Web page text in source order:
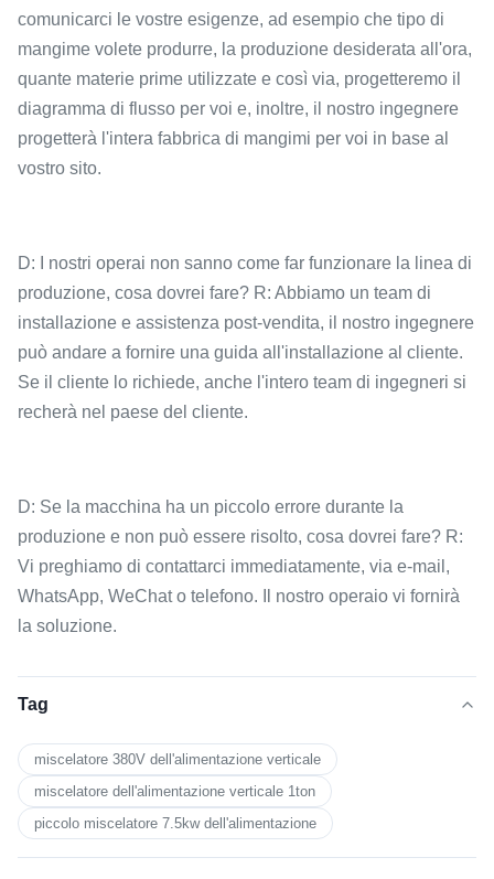
comunicarci le vostre esigenze, ad esempio che tipo di
mangime volete produrre, la produzione desiderata all'ora,
quante materie prime utilizzate e così via, progetteremo il
diagramma di flusso per voi e, inoltre, il nostro ingegnere
progetterà l'intera fabbrica di mangimi per voi in base al
vostro sito.
D: I nostri operai non sanno come far funzionare la linea di
produzione, cosa dovrei fare? R: Abbiamo un team di
installazione e assistenza post-vendita, il nostro ingegnere
può andare a fornire una guida all'installazione al cliente.
Se il cliente lo richiede, anche l'intero team di ingegneri si
recherà nel paese del cliente.
D: Se la macchina ha un piccolo errore durante la
produzione e non può essere risolto, cosa dovrei fare? R:
Vi preghiamo di contattarci immediatamente, via e-mail,
WhatsApp, WeChat o telefono. Il nostro operaio vi fornirà
la soluzione.
Tag
miscelatore 380V dell'alimentazione verticale
miscelatore dell'alimentazione verticale 1ton
piccolo miscelatore 7.5kw dell'alimentazione